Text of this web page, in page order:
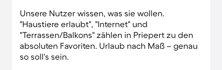
Unsere Nutzer wissen, was sie wollen.
"Haustiere erlaubt", "Internet" und
"Terrassen/Balkons" zählen in Priepert zu den
absoluten Favoriten. Urlaub nach Maß – genau
so soll's sein.